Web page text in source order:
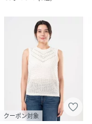
クーポン対象